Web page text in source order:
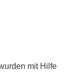
mit Hilfe